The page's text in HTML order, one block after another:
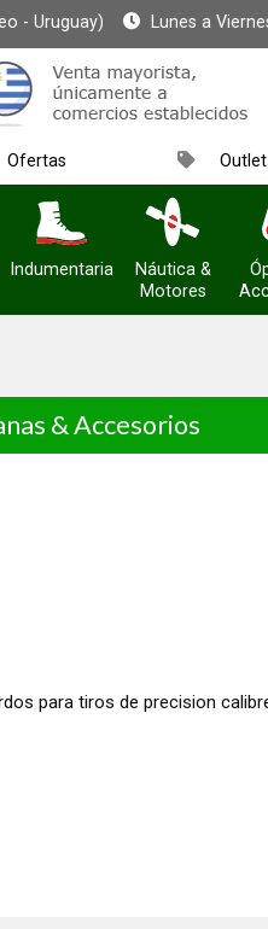
- Uruguay) Lunes a
Ofertas Outlet
Indumentaria
Náutica &
Motores
& Accesorios
para tiros de precision